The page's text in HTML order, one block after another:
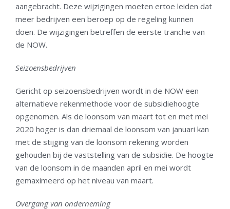
aangebracht. Deze wijzigingen moeten ertoe leiden dat
meer bedrijven een beroep op de regeling kunnen
doen. De wijzigingen betreffen de eerste tranche van
de NOW.
Seizoensbedrijven
Gericht op seizoensbedrijven wordt in de NOW een
alternatieve rekenmethode voor de subsidiehoogte
opgenomen. Als de loonsom van maart tot en met mei
2020 hoger is dan driemaal de loonsom van januari kan
met de stijging van de loonsom rekening worden
gehouden bij de vaststelling van de subsidie. De hoogte
van de loonsom in de maanden april en mei wordt
gemaximeerd op het niveau van maart.
Overgang van onderneming